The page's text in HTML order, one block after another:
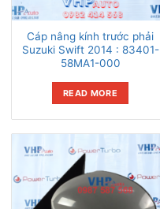
Cáp nâng kính trước phải
Suzuki Swift 2014 : 83401-
58MA1-000
READ MORE